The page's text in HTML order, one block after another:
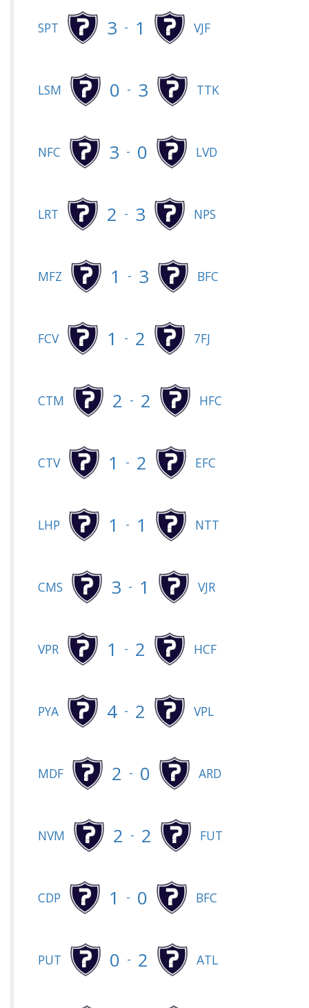
SPT 3 - 1 VJF
LSM 0 - 3 TTK
NFC 3 - 0 LVD
LRT 2 - 3 NPS
MFZ 1 - 3 BFC
FCV 1 - 2 7FJ
CTM 2 - 2 HFC
CTV 1 - 2 EFC
LHP 1 - 1 NTT
CMS 3 - 1 VJR
VPR 1 - 2 HCF
PYA 4 - 2 VPL
MDF 2 - 0 ARD
NVM 2 - 2 FUT
CDP 1 - 0 BFC
PUT 0 - 2 ATL